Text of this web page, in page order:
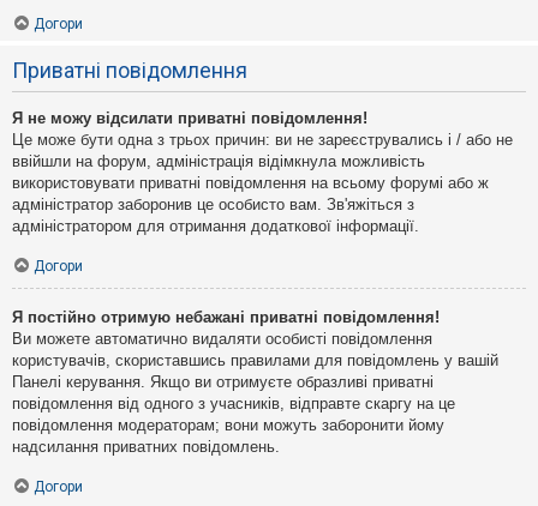
Догори
Приватні повідомлення
Я не можу відсилати приватні повідомлення!
Це може бути одна з трьох причин: ви не зареєструвались і / або не
ввійшли на форум, адміністрація відімкнула можливість
використовувати приватні повідомлення на всьому форумі або ж
адміністратор заборонив це особисто вам. Зв'яжіться з
адміністратором для отримання додаткової інформації.
Догори
Я постійно отримую небажані приватні повідомлення!
Ви можете автоматично видаляти особисті повідомлення
користувачів, скориставшись правилами для повідомлень у вашій
Панелі керування. Якщо ви отримуєте образливі приватні
повідомлення від одного з учасників, відправте скаргу на це
повідомлення модераторам; вони можуть заборонити йому
надсилання приватних повідомлень.
Догори